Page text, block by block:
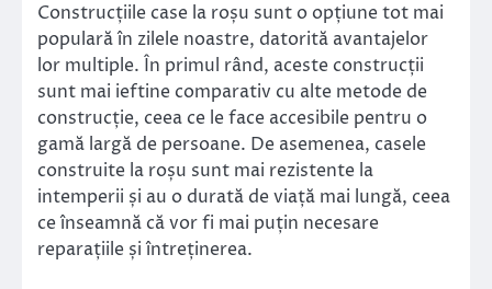
Construcțiile case la roșu sunt o opțiune tot mai
populară în zilele noastre, datorită avantajelor
lor multiple. În primul rând, aceste construcții
sunt mai ieftine comparativ cu alte metode de
construcție, ceea ce le face accesibile pentru o
gamă largă de persoane. De asemenea, casele
construite la roșu sunt mai rezistente la
intemperii și au o durată de viață mai lungă, ceea
ce înseamnă că vor fi mai puțin necesare
reparațiile și întreținerea.